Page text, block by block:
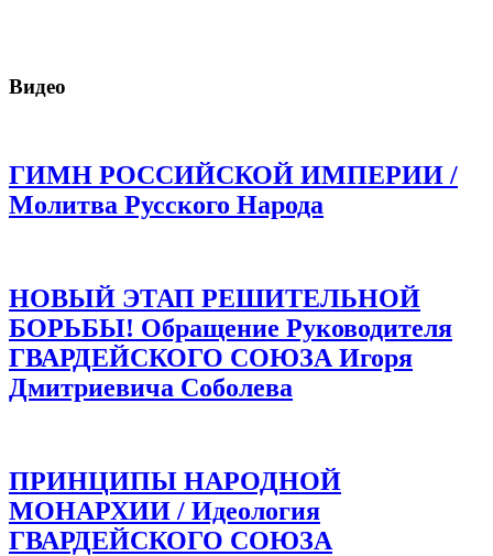
Видео
ГИМН РОССИЙСКОЙ ИМПЕРИИ /
Молитва Русского Народа
НОВЫЙ ЭТАП РЕШИТЕЛЬНОЙ
БОРЬБЫ! Обращение Руководителя
ГВАРДЕЙСКОГО СОЮЗА Игоря
Дмитриевича Соболева
ПРИНЦИПЫ НАРОДНОЙ
МОНАРХИИ / Идеология
ГВАРДЕЙСКОГО СОЮЗА